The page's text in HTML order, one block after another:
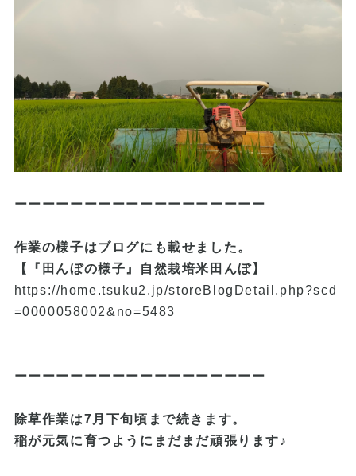
ーーーーーーーーーーーーーーーーーー
作業の様子はブログにも載せました。
【『田んぼの様子』自然栽培米田んぼ】
https://home.tsuku2.jp/storeBlogDetail.php?scd
=0000058002&no=5483
ーーーーーーーーーーーーーーーーーー
除草作業は7月下旬頃まで続きます。
稲が元気に育つようにまだまだ頑張ります♪